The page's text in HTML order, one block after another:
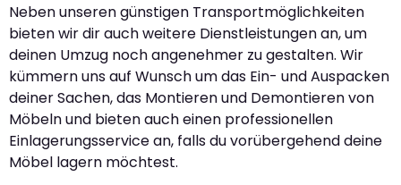
Neben unseren günstigen Transportmöglichkeiten
bieten wir dir auch weitere Dienstleistungen an, um
deinen Umzug noch angenehmer zu gestalten. Wir
kümmern uns auf Wunsch um das Ein- und Auspacken
deiner Sachen, das Montieren und Demontieren von
Möbeln und bieten auch einen professionellen
Einlagerungsservice an, falls du vorübergehend deine
Möbel lagern möchtest.